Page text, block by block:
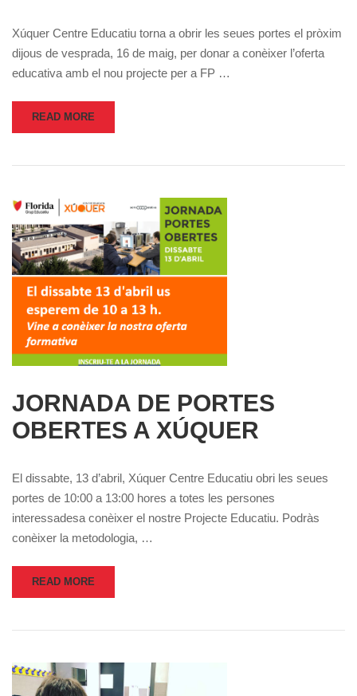
Xúquer Centre Educatiu torna a obrir les seues portes el pròxim
dijous de vesprada, 16 de maig, per donar a conèixer l’oferta
educativa amb el nou projecte per a FP …
READ MORE
JORNADA DE PORTES
OBERTES A XÚQUER
El dissabte, 13 d’abril, Xúquer Centre Educatiu obri les seues
portes de 10:00 a 13:00 hores a totes les persones
interessadesa conèixer el nostre Projecte Educatiu. Podràs
conèixer la metodologia, …
READ MORE